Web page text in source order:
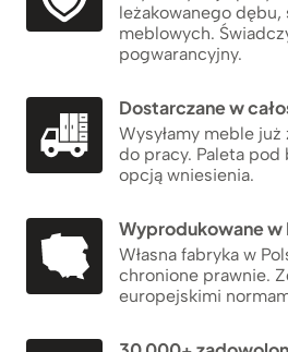
leżakowanego dębu,
meblowych.
pogwarancyjny.
Dostarczane w
Wysyłamy meble
do pracy. Paleta pod
opcją wniesienia.
Wyprodukowane w
Własna fabryka w
chronione prawnie.
europejskimi